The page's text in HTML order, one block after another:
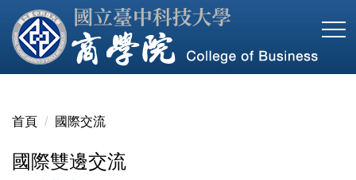
到
主
區
首頁 國際交流
國際雙邊交流